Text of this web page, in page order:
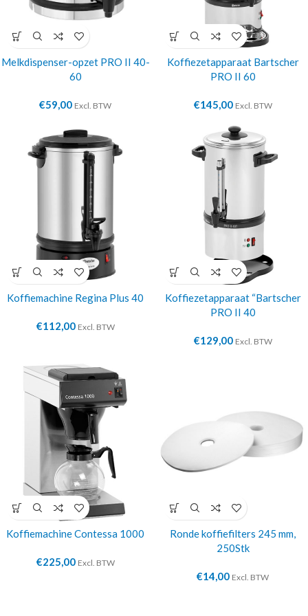
Melkdispenser-opzet PRO II 40-
60
€59,00 Excl. BTW
Koffiezetapparaat Bartscher
PRO II 60
€145,00 Excl. BTW
Koffiemachine Regina Plus 40
€112,00 Excl. BTW
Koffiezetapparaat “Bartscher
PRO II 40
€129,00 Excl. BTW
Koffiemachine Contessa 1000
€225,00 Excl. BTW
Ronde koffiefilters 245 mm,
250Stk
€14,00 Excl. BTW